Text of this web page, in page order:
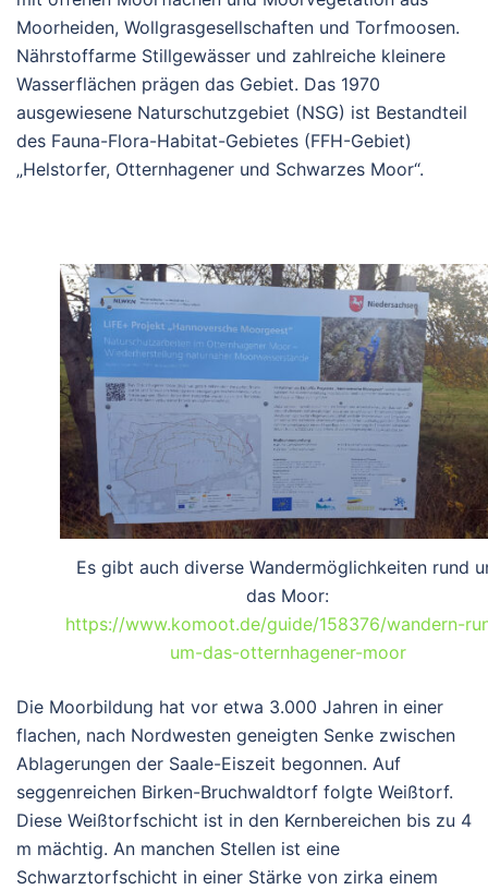
Moorheiden, Wollgrasgesellschaften und Torfmoosen.
Nährstoffarme Stillgewässer und zahlreiche kleinere
Wasserflächen prägen das Gebiet. Das 1970
ausgewiesene Naturschutzgebiet (NSG) ist Bestandteil
des Fauna-Flora-Habitat-Gebietes (FFH-Gebiet)
„Helstorfer, Otternhagener und Schwarzes Moor“.
Es gibt auch diverse Wandermöglichkeiten rund
das Moor:
https://www.komoot.de/guide/158376/wandern-
um-das-otternhagener-moor
Die Moorbildung hat vor etwa 3.000 Jahren in einer
flachen, nach Nordwesten geneigten Senke zwischen
Ablagerungen der Saale-Eiszeit begonnen. Auf
seggenreichen Birken-Bruchwaldtorf folgte Weißtorf.
Diese Weißtorfschicht ist in den Kernbereichen bis zu 4
m mächtig. An manchen Stellen ist eine
Schwarztorfschicht in einer Stärke von zirka einem